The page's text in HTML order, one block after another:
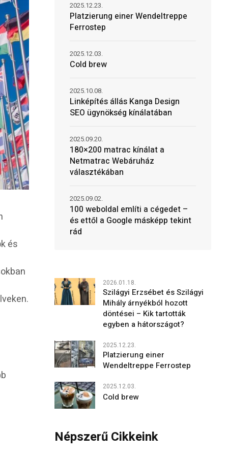
és
Platzierung einer Wendeltreppe
Ferrostep
2025.12.23.
Cold brew
2025.12.03.
Linképítés állás Kanga Design
SEO ügynökség kínálatában
2025.10.08.
180×200 matrac kínálat a
Netmatrac Webáruház
választékában
2025.09.20.
100 weboldal említi a cégedet –
és ettől a Google másképp tekint
rád
2025.09.02.
2026.01.18.
Szilágyi Erzsébet és Szilágyi
Mihály árnyékból hozott
döntései – Kik tartották
egyben a hátországot?
2025.12.23.
Platzierung einer
Wendeltreppe Ferrostep
2025.12.03.
Cold brew
Népszerű Cikkeink